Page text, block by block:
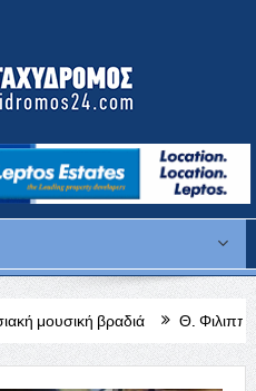
Θ. Φιλιππίδης: Από τις ρίζες